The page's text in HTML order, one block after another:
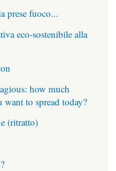
prese fuoco...
eco-sostenibile alla
how much
want to spread today?
(ritratto)